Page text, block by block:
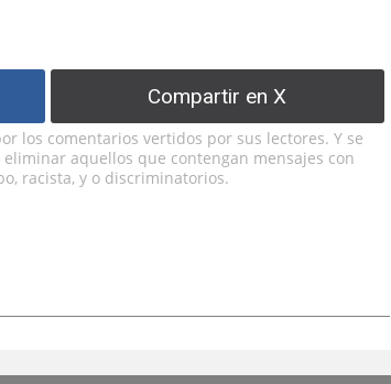
Compartir en X
los comentarios vertidos por sus lectores. Y se
aquellos que contengan mensajes con
racista, y o discriminatorios.